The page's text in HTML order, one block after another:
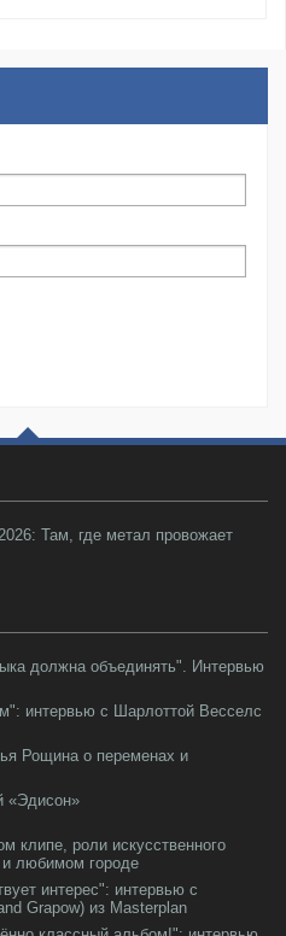
Там, где метал провожает
должна объединять". Интервью
интервью с Шарлоттой Весселс
Рощина о переменах и
«Эдисон»
клипе, роли искусственного
и любимом городе
интерес": интервью с
Grapow) из Masterplan